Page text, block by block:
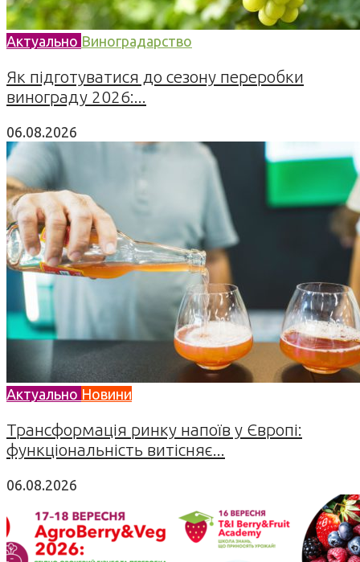
Актуально Виноградарство
Як підготуватися до сезону переробки
винограду 2026:...
06.08.2026
Актуально Новини
Трансформація ринку напоїв у Європі:
функціональність витісняє...
06.08.2026